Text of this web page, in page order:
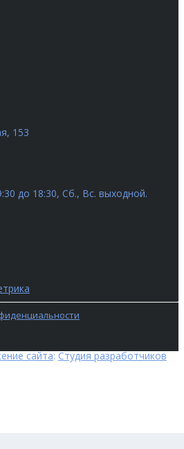
153
до 18:30, Сб., Вс. выходной.
сайта:Студия разработчиков